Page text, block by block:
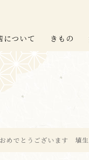
について きもの
めでとうございます 埴